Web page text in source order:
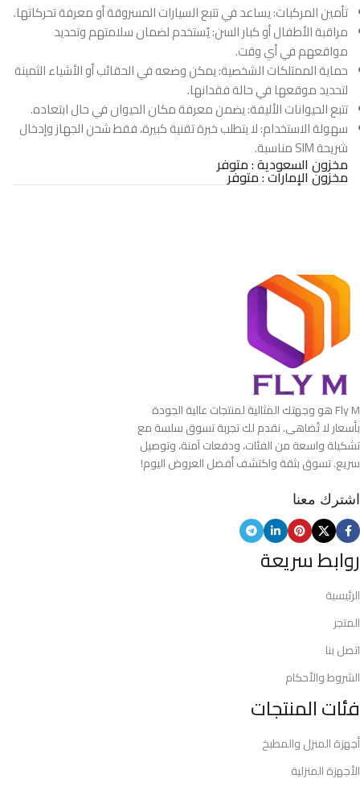
تأمين المركبات: يساعد في تتبع السيارات المسروقة أو معرفة تحركاتها.
مراقبة الأطفال أو كبار السن: يُستخدم لضمان سلامتهم وتحديد
مواقعهم في أي وقت.
حماية الممتلكات الشخصية: يمكن وضعه في الحقائب أو الأشياء الثمينة
لتحديد موقعها في حالة فقدانها.
تتبع الحيوانات الأليفة: يضمن معرفة مكان الحيوان في حال ابتعاده.
سهولة الاستخدام: لا يتطلب خبرة تقنية كبيرة، فقط شحن الجهاز وإدخال
شريحة SIM مناسبة.
مخزون السعودية : متوفر
مخزون الإمارات : متوفر
Fly M هو وجهتك المثالية لمنتجات عالية الجودة
بأسعار لا تُضاهى. نقدم لك تجربة تسوق سلسة مع
تشكيلة واسعة من الفئات، ودفعات آمنة، وتوصيل
سريع. تسوق بثقة واكتشف أفضل العروض اليوم!
اشترك معنا
روابط سريعة
الرئيسية
المتجر
اتصل بنا
الشروط والأحكام
فئات المنتجات
أجهزة المنزل والمطبخ
الأجهزة المنزلية